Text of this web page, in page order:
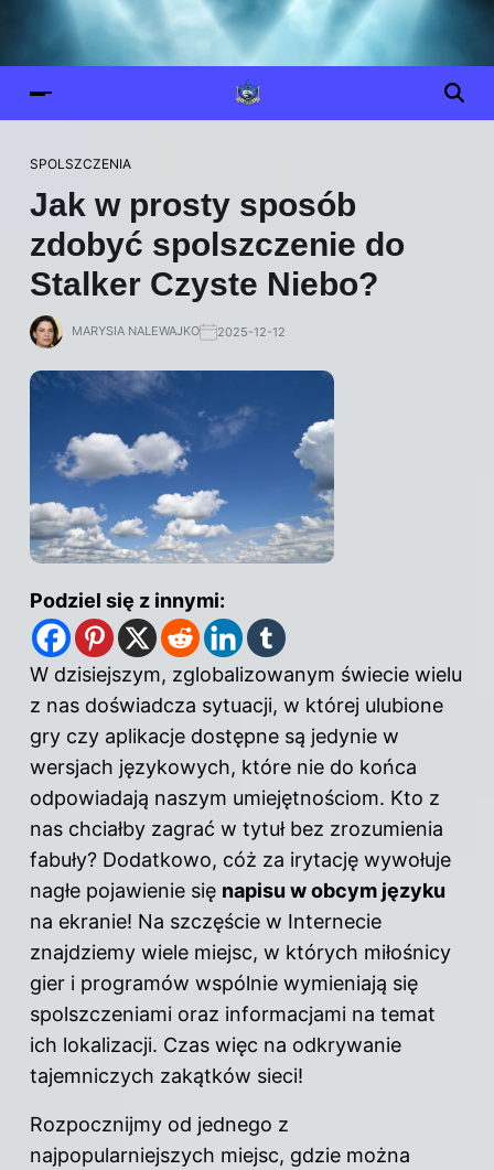
SPOLSZCZENIA
Jak w prosty sposób
zdobyć spolszczenie do
Stalker Czyste Niebo?
MARYSIA NALEWAJKO 2025-12-12
Podziel się z innymi:
W dzisiejszym, zglobalizowanym świecie wielu
z nas doświadcza sytuacji, w której ulubione
gry czy aplikacje dostępne są jedynie w
wersjach językowych, które nie do końca
odpowiadają naszym umiejętnościom. Kto z
nas chciałby zagrać w tytuł bez zrozumienia
fabuły? Dodatkowo, cóż za irytację wywołuje
nagłe pojawienie się napisu w obcym języku
na ekranie! Na szczęście w Internecie
znajdziemy wiele miejsc, w których miłośnicy
gier i programów wspólnie wymieniają się
spolszczeniami oraz informacjami na temat
ich lokalizacji. Czas więc na odkrywanie
tajemniczych zakątków sieci!
Rozpocznijmy od jednego z
najpopularniejszych miejsc, gdzie można